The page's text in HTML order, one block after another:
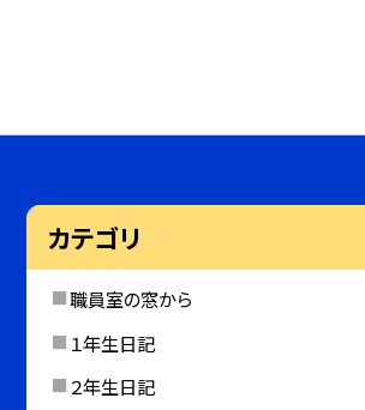
カテゴリ
職員室の窓から
１年生日記
２年生日記